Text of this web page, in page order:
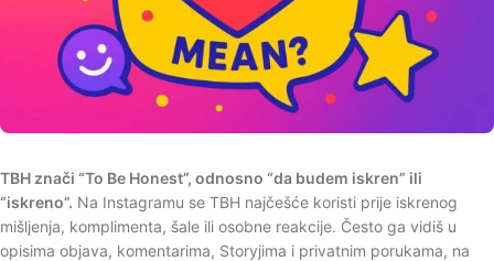
TBH znači “To Be Honest”, odnosno “da budem iskren” ili
“iskreno”. Na Instagramu se TBH najčešće koristi prije iskrenog
mišljenja, komplimenta, šale ili osobne reakcije. Često ga vidiš u
opisima objava, komentarima, Storyjima i privatnim porukama, na